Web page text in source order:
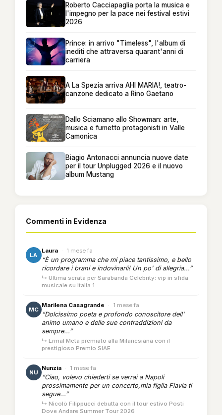
Roberto Cacciapaglia porta la musica e
l'impegno per la pace nei festival estivi
2026
Prince: in arrivo "Timeless", l'album di
inediti che attraversa quarant'anni di
carriera
A La Spezia arriva AHI MARIA!, teatro-
canzone dedicato a Rino Gaetano
Dallo Sciamano allo Showman: arte,
musica e fumetto protagonisti in Valle
Camonica
Biagio Antonacci annuncia nuove date
per il tour Unplugged 2026 e il nuovo
album Mustang
Commenti in Evidenza
LA
Laura · 1 mese fa
“È un programma che mi piace tantissimo, e bello
ricordare i brani e indovinarli! Un po' di allegria...”
↳ Ultima serata per Sarabanda Celebrity: vip in sfida
musicale su Italia 1
MC
Marilena Casagrande · 1 mese fa
“Dolcissimo poeta e profondo conoscitore dell'
animo umano e delle sue contraddizioni da
sempre...”
↳ Ermal Meta premiato alla Milanesiana con il
prestigioso Premio SIAE
NU
Nunzia · 1 mese fa
“Ciao, volevo chiederti se verrai a Napoli
prossimamente per un concerto,mia figlia Flavia ti
segue...”
↳ Nicolò Filippucci debutta con il tour estivo Posti
Dove Andare Summer Tour 2026